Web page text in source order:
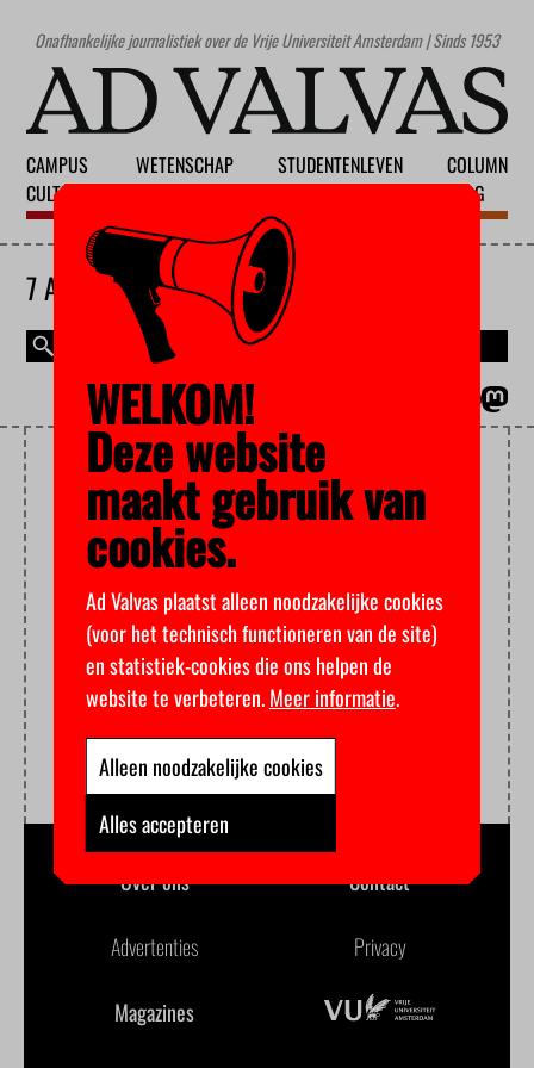
Onafhankelijke journalistiek over de Vrije Universiteit Amsterdam | Sinds 1953
CAMPUS
CULTUUR
WETENSCHAP
STUDENTENLEVEN
COLUMN
BLOG
7 AUGUSTUS 2026
THEATER VAN HET JAAR
Over ons Contact
Advertenties Privacy
Magazines
WELKOM!
Deze website
maakt gebruik van
cookies.
Ad Valvas plaatst alleen noodzakelijke cookies
(voor het technisch functioneren van de site)
en statistiek-cookies die ons helpen de
website te verbeteren.Meer informatie.
Alleen noodzakelijke cookies
Alles accepteren